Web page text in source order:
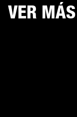
VER MÁS